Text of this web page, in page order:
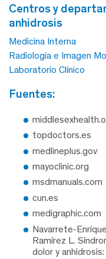
centros y departamentos relacionados
anhidrosis
Medicina Interna
Radiología e Imagen
Laboratorio Clínico
fuentes:
topdoctors.es
medlineplus.gov
mayoclinic.org
msdmanuals.com
cun.es
medigraphic.com
Navarrete-
Ramírez L.
dolor y